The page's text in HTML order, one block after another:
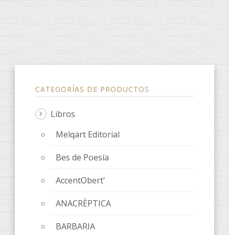
CATEGORÍAS DE PRODUCTOS
Libros
Melqart Editorial
Bes de Poesía
AccentObert'
ANACRÈPTICA
BARBARIA